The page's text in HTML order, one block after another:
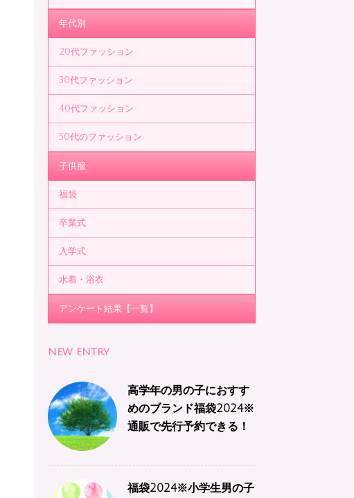
年代別
20代ファッション
30代ファッション
40代ファッション
50代のファッション
子供服
福袋
卒業式
入学式
水着・浴衣
アンケート結果【一覧】
NEW ENTRY
高学年の男の子におすす
めのブランド福袋2024※
通販で先行予約できる！
福袋2024※小学生男の子